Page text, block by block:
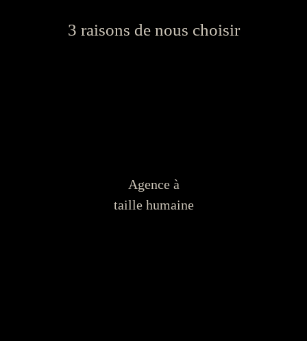
3 raisons de nous choisir
Agence à
taille humaine